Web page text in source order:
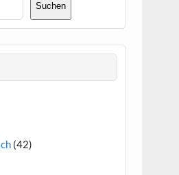
Suchen
(42)